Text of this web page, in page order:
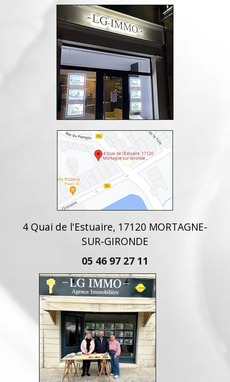
4 Quai de l'Estuaire, 17120 MORTAGNE-
SUR-GIRONDE
05 46 97 27 11